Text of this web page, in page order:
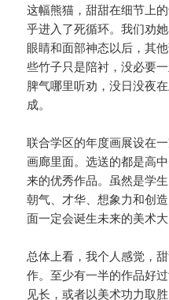
这幅熊猫，甜甜在细节上
乎进入了死循环。我们劝
眼睛和面部神态以后，其
些竹子只是陪衬，没必要
脾气哪里听劝，没日没夜
成。
联合学区的年度画展设在
画廊里面。选送的都是高
来的优秀作品。虽然是学
朝气、才华、想象力和创
面一定会诞生未来的美术大
总体上看，我个人感觉，
作。至少有一半的作品好
见长，或者以美术功力取